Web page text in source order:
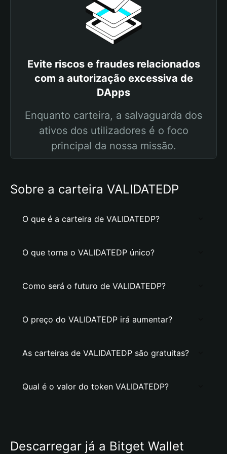
Evite riscos e fraudes relacionados
com a autorização excessiva de
DApps
Enquanto carteira, a salvaguarda dos
ativos dos utilizadores é o foco
principal da nossa missão.
Sobre a carteira VALIDATEDP
O que é a carteira de VALIDATEDP?
O que torna o VALIDATEDP único?
Como será o futuro de VALIDATEDP?
O preço do VALIDATEDP irá aumentar?
As carteiras de VALIDATEDP são gratuitas?
Qual é o valor do token VALIDATEDP?
Descarregar já a Bitget Wallet